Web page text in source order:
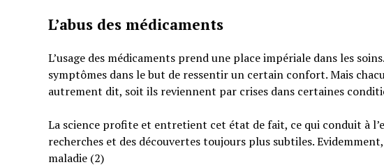
L’abus des médicaments
L’usage des médicaments prend une place impériale dans les
symptômes dans le but de ressentir un certain confort. Mais
autrement dit, soit ils reviennent par crises dans certaines
La science profite et entretient cet état de fait, ce qui conduit à
recherches et des découvertes toujours plus subtiles.
maladie (2)